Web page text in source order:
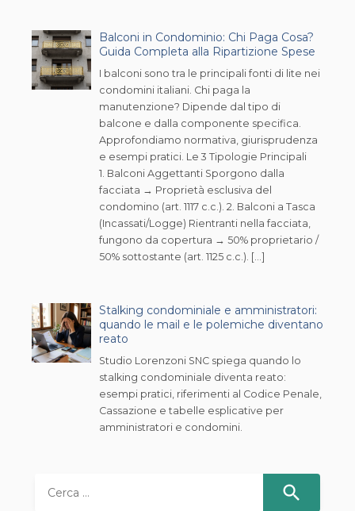
Balconi in Condominio: Chi Paga Cosa?
Guida Completa alla Ripartizione Spese
I balconi sono tra le principali fonti di lite nei
condomini italiani. Chi paga la
manutenzione? Dipende dal tipo di
balcone e dalla componente specifica.
Approfondiamo normativa, giurisprudenza
e esempi pratici. Le 3 Tipologie Principali
1. Balconi Aggettanti Sporgono dalla
facciata → Proprietà esclusiva del
condomino (art. 1117 c.c.). 2. Balconi a Tasca
(Incassati/Logge) Rientranti nella facciata,
fungono da copertura → 50% proprietario /
50% sottostante (art. 1125 c.c.). […]
Stalking condominiale e amministratori:
quando le mail e le polemiche diventano
reato
Studio Lorenzoni SNC spiega quando lo
stalking condominiale diventa reato:
esempi pratici, riferimenti al Codice Penale,
Cassazione e tabelle esplicative per
amministratori e condomini.